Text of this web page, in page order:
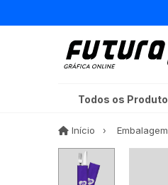
Todos os
Início Início